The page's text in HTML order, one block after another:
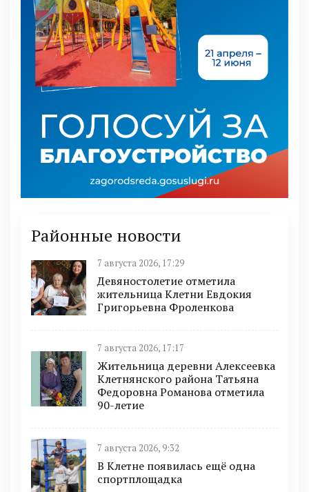
Районные новости
7 августа 2026, 17:29
Девяностолетие отметила
жительница Клетни Евдокия
Григорьевна Фроленкова
7 августа 2026, 17:17
Жительница деревни Алексеевка
Клетнянского района Татьяна
Федоровна Романова отметила
90-летие
7 августа 2026, 9:32
В Клетне появилась ещё одна
спортплощадка